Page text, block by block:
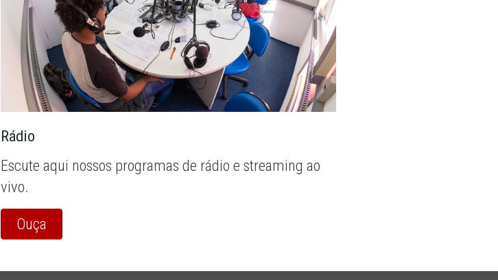
Rádio
Escute aqui nossos programas de rádio e streaming ao
vivo.
Ouça